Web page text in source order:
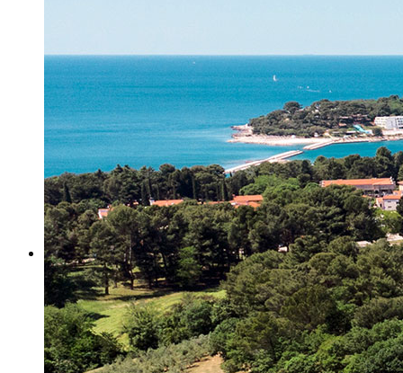
Zavod za poljoprivredu i prehranu
Zavod za ekonomiku i razvoj poljoprivrede
Zavod za turizam
Pokusno poljoprivredno imanje
Zaposlenici
Euraxess
Misija i vizija
Upravno Vijeće
Rad Upravnog vijeća
Znanstveno Vijeće
Rad Znanstvenog vijeća
Etičko povjerenstvo
Etički kodeks
Financiranje
Proračun
Potpore